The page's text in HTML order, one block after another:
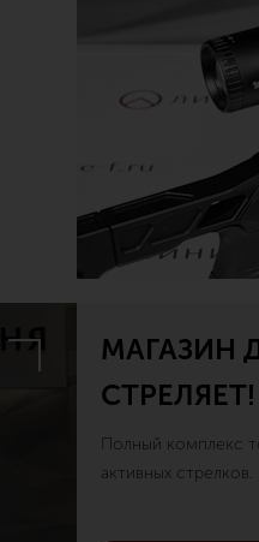
МАГАЗИН
СТРЕЛЯЕТ!
Полный комплекс
активных стрелков.